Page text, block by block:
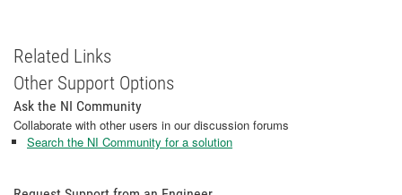
Related Links
Other Support Options
Ask the NI Community
Collaborate with other users in our discussion forums
Search the NI Community for a solution